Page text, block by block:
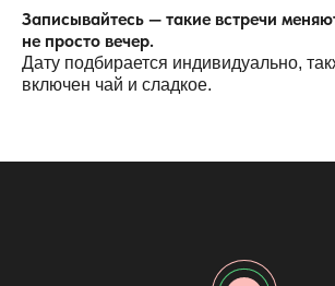
Записывайтесь — такие встречи
не просто вечер.
Дату подбирается индивидуально,
включен чай и сладкое.